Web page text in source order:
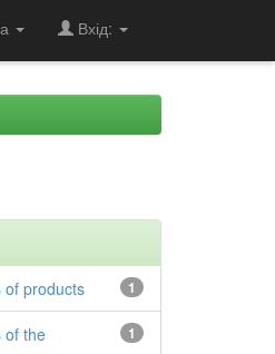
Вхід:
1
of products
1
of the